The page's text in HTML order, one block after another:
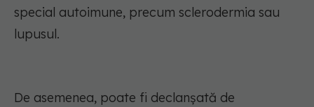
special autoimune, precum sclerodermia sau
lupusul.
De asemenea, poate fi declanșată de